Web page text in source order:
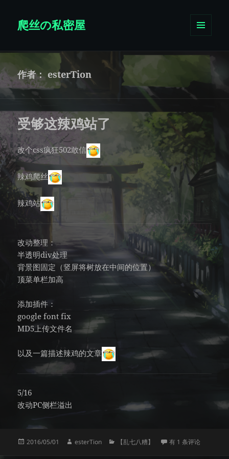
爬丝の私密屋
作者： esterTion
受够这辣鸡站了
改个css疯狂502敢信
辣鸡爬丝
辣鸡站
改动整理：
半透明div处理
背景图固定（竖屏将树放在中间的位置）
顶菜单栏加高
添加插件：
google font fix
MD5上传文件名
以及一篇描述辣鸡的文章
5/16
改动PC侧栏溢出
发
2016/05/01
作
esterTion
分【乱七八糟】 受够这辣鸡站了
有 1 条评论